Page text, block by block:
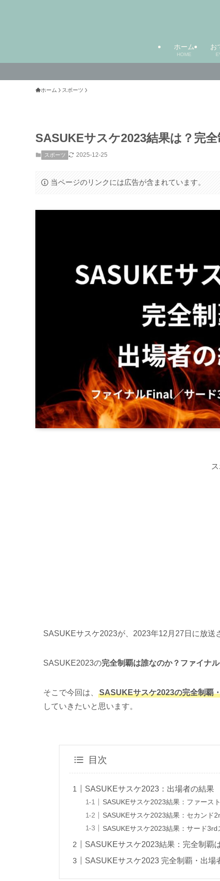
ホーム
HOME
お
ホーム スポーツ
SASUKEサスケ2023結果は？完
スポーツ 2025-12-25
当ページのリンクには広告が含まれています。
SASUKEサスケ2023が、2023年12月27日に放送
SASUKE2023の完全制覇は誰なのか？ファイナ
そこで今回は、
SASUKEサスケ2023の完全制覇
していきたいと思います。
目次
SASUKEサスケ2023：出場者の結果
SASUKEサスケ2023結果：ファース
SASUKEサスケ2023結果：セカンド
SASUKEサスケ2023結果：サード3rd
SASUKEサスケ2023結果：完全制覇
SASUKEサスケ2023 完全制覇・出場